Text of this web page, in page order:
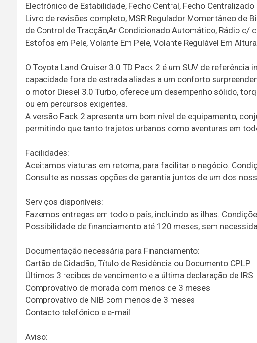
Electrónico de Estabilidade, Fecho Central, Fecho
Livro de revisões completo, MSR Regulador Momentâneo de
de Control de Tracção,Ar Condicionado Automático, Rádio c/
Estofos em Pele, Volante Em Pele, Volante Regulável Em
O Toyota Land Cruiser 3.0 TD Pack 2 é um SUV de
capacidade fora de estrada aliadas a um conforto
o motor Diesel 3.0 Turbo, oferece um desempenho sólido,
ou em percursos exigentes.
A versão Pack 2 apresenta um bom nível de equipamento,
permitindo que tanto trajetos urbanos como aventuras em
Facilidades:
Aceitamos viaturas em retoma, para facilitar o negócio.
Consulte as nossas opções de garantia juntos de um dos
Serviços disponíveis:
Fazemos entregas em todo o país, incluindo as ilhas.
Possibilidade de financiamento até 120 meses, sem
Documentação necessária para Financiamento:
Cartão de Cidadão, Título de Residência ou Documento CPLP
Últimos 3 recibos de vencimento e a última declaração de IRS
Comprovativo de morada com menos de 3 meses
Comprovativo de NIB com menos de 3 meses
Contacto telefónico e e-mail
Aviso: